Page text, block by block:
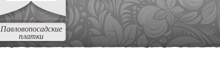
Павловопосадские
платки